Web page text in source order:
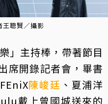
聰賢／攝影
」主持棒，帶著節目
席開錄記者會，畢書
陳峻廷 、夏浦洋
戴上曾國城送來的